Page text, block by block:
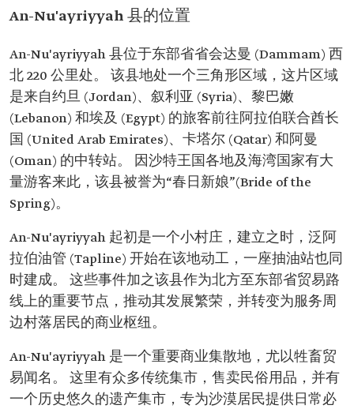
An-Nu'ayriyyah 县的位置
An-Nu'ayriyyah 县位于东部省省会达曼 (Dammam) 西
北 220 公里处。 该县地处一个三角形区域，这片区域
是来自约旦 (Jordan)、叙利亚 (Syria)、黎巴嫩
(Lebanon) 和埃及 (Egypt) 的旅客前往阿拉伯联合酋长
国 (United Arab Emirates)、卡塔尔 (Qatar) 和阿曼
(Oman) 的中转站。 因沙特王国各地及海湾国家有大
量游客来此，该县被誉为“春日新娘”(Bride of the
Spring)。
An-Nu'ayriyyah 起初是一个小村庄，建立之时，泛阿
拉伯油管 (Tapline) 开始在该地动工，一座抽油站也同
时建成。 这些事件加之该县作为北方至东部省贸易路
线上的重要节点，推动其发展繁荣，并转变为服务周
边村落居民的商业枢纽。
An-Nu'ayriyyah 是一个重要商业集散地，尤以牲畜贸
易闻名。 这里有众多传统集市，售卖民俗用品，并有
一个历史悠久的遗产集市，专为沙漠居民提供日常必